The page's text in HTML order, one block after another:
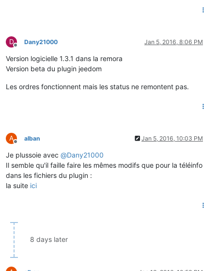
D
Offline
Dany21000 Jan 5, 2016, 8:06 PM
Version logicielle 1.3.1 dans la remora
Version beta du plugin jeedom
Les ordres fonctionnent mais les status ne remontent pas.
A
Offline
alban Jan 5, 2016, 10:03 PM
Je plussoie avec @Dany21000
Il semble qu'il faille faire les mêmes modifs que pour la téléinfo
dans les fichiers du plugin :
la suite ici
8 days later